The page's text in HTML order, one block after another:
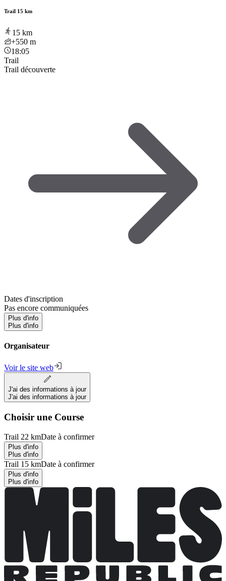
Trail 15 km
15 km
+550 m
18:05
Trail
Trail découverte
Dates d'inscription
Pas encore communiquées
Plus d'info
Plus d'info
Organisateur
Voir le site web
J'ai des informations à jour
J'ai des informations à jour
Choisir une Course
Trail 22 kmDate à confirmer
Plus d'info
Plus d'info
Trail 15 kmDate à confirmer
Plus d'info
Plus d'info